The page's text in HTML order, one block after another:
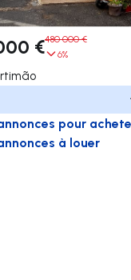
€480 000 €
6%
pour
à louer